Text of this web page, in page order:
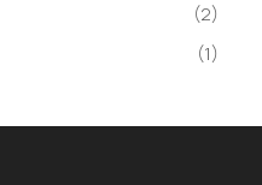
(2)
(1)